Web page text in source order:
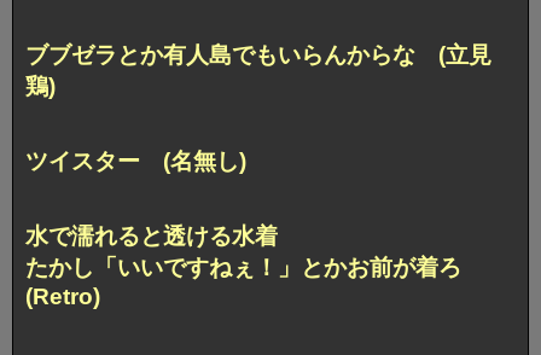
ブブゼラとか有人島でもいらんからな (立見
鶏)
ツイスター (名無し)
水で濡れると透ける水着
たかし「いいですねぇ！」とかお前が着ろ
(Retro)